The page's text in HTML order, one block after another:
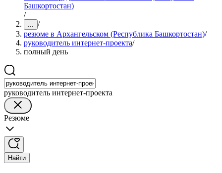
Башкортостан)
/
... /
резюме в Архангельском (Республика Башкортостан)/
руководитель интернет-проекта/
полный день
руководитель интернет-проекта
Резюме
Найти